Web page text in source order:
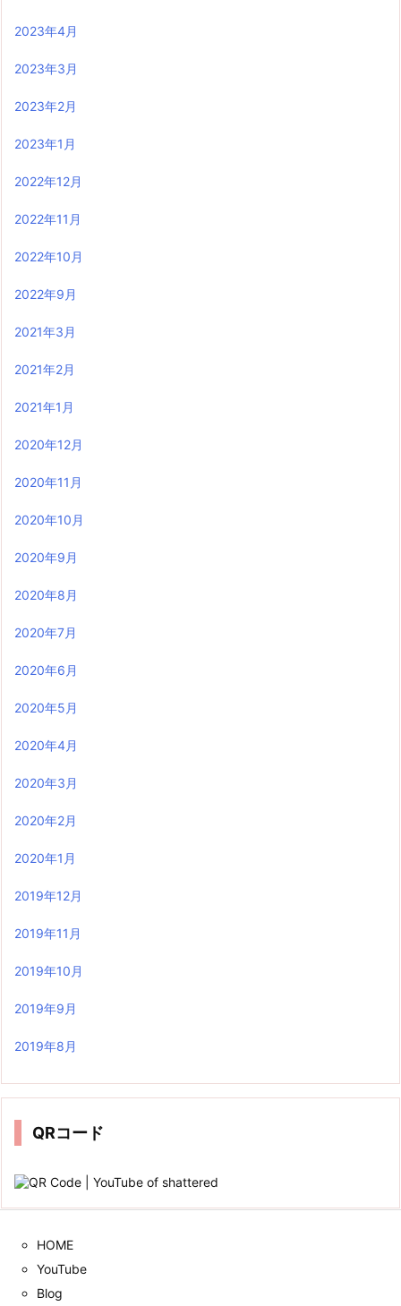
2023年4月
2023年3月
2023年2月
2023年1月
2022年12月
2022年11月
2022年10月
2022年9月
2021年3月
2021年2月
2021年1月
2020年12月
2020年11月
2020年10月
2020年9月
2020年8月
2020年7月
2020年6月
2020年5月
2020年4月
2020年3月
2020年2月
2020年1月
2019年12月
2019年11月
2019年10月
2019年9月
2019年8月
QRコード
HOME
YouTube
Blog